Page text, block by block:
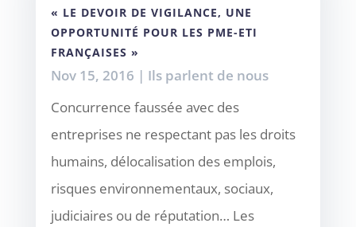
« LE DEVOIR DE VIGILANCE, UNE
OPPORTUNITÉ POUR LES PME-ETI
FRANÇAISES »
Nov 15, 2016 | Ils parlent de nous
Concurrence faussée avec des
entreprises ne respectant pas les droits
humains, délocalisation des emplois,
risques environnementaux, sociaux,
judiciaires ou de réputation… Les